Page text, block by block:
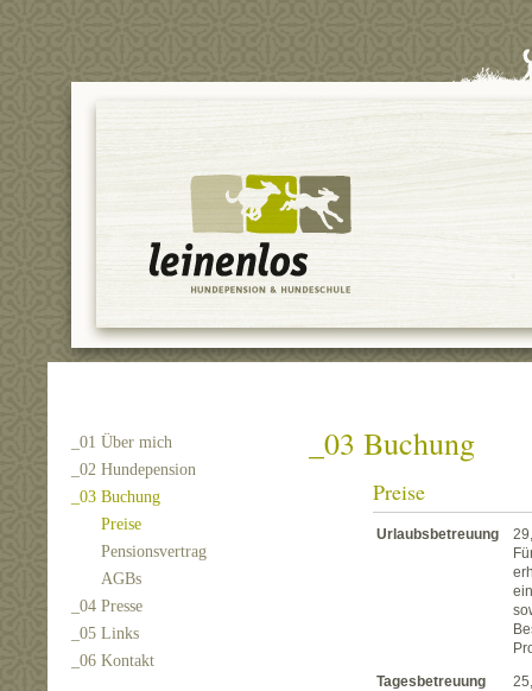
_01 Über mich
_02 Hundepension
_03 Buchung
Preise
Pensionsvertrag
AGBs
_04 Presse
_05 Links
_06 Kontakt
_03 Buchung
Preise
Urlaubsbetreuung
Tagesbetreuung